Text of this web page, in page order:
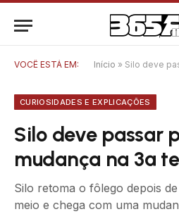
VOCÊ ESTÁ EM: Início » Silo deve passar
CURIOSIDADES E EXPLICAÇÕES
Silo deve passar
mudança na 3ª
Silo retoma o fôlego depois
meio e chega com uma